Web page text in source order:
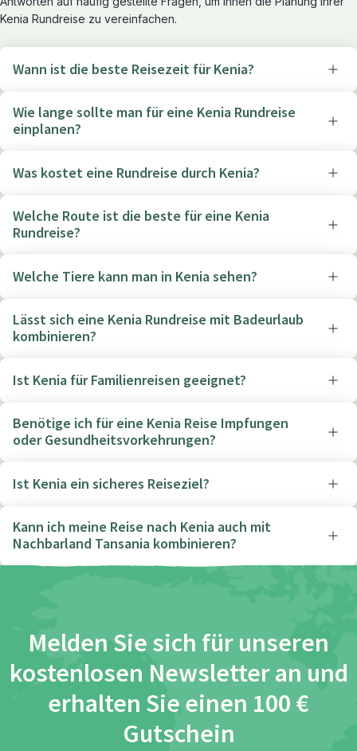
Kenia Rundreise zu vereinfachen.
Wann ist die beste Reisezeit für Kenia?
Wie lange sollte man für eine Kenia Rundreise
einplanen?
Was kostet eine Rundreise durch Kenia?
Welche Route ist die beste für eine Kenia
Rundreise?
Welche Tiere kann man in Kenia sehen?
Lässt sich eine Kenia Rundreise mit Badeurlaub
kombinieren?
Ist Kenia für Familienreisen geeignet?
Benötige ich für eine Kenia Reise Impfungen
oder Gesundheitsvorkehrungen?
Ist Kenia ein sicheres Reiseziel?
Kann ich meine Reise nach Kenia auch mit
Nachbarland Tansania kombinieren?
Melden Sie sich für unseren
kostenlosen Newsletter an und
erhalten Sie einen 100 €
Gutschein